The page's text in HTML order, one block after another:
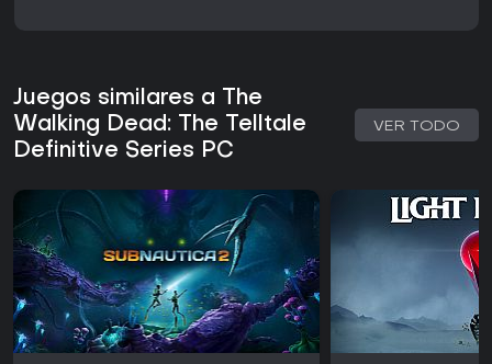
Juegos similares a The
Walking Dead: The Telltale
Definitive Series PC
VER TODO